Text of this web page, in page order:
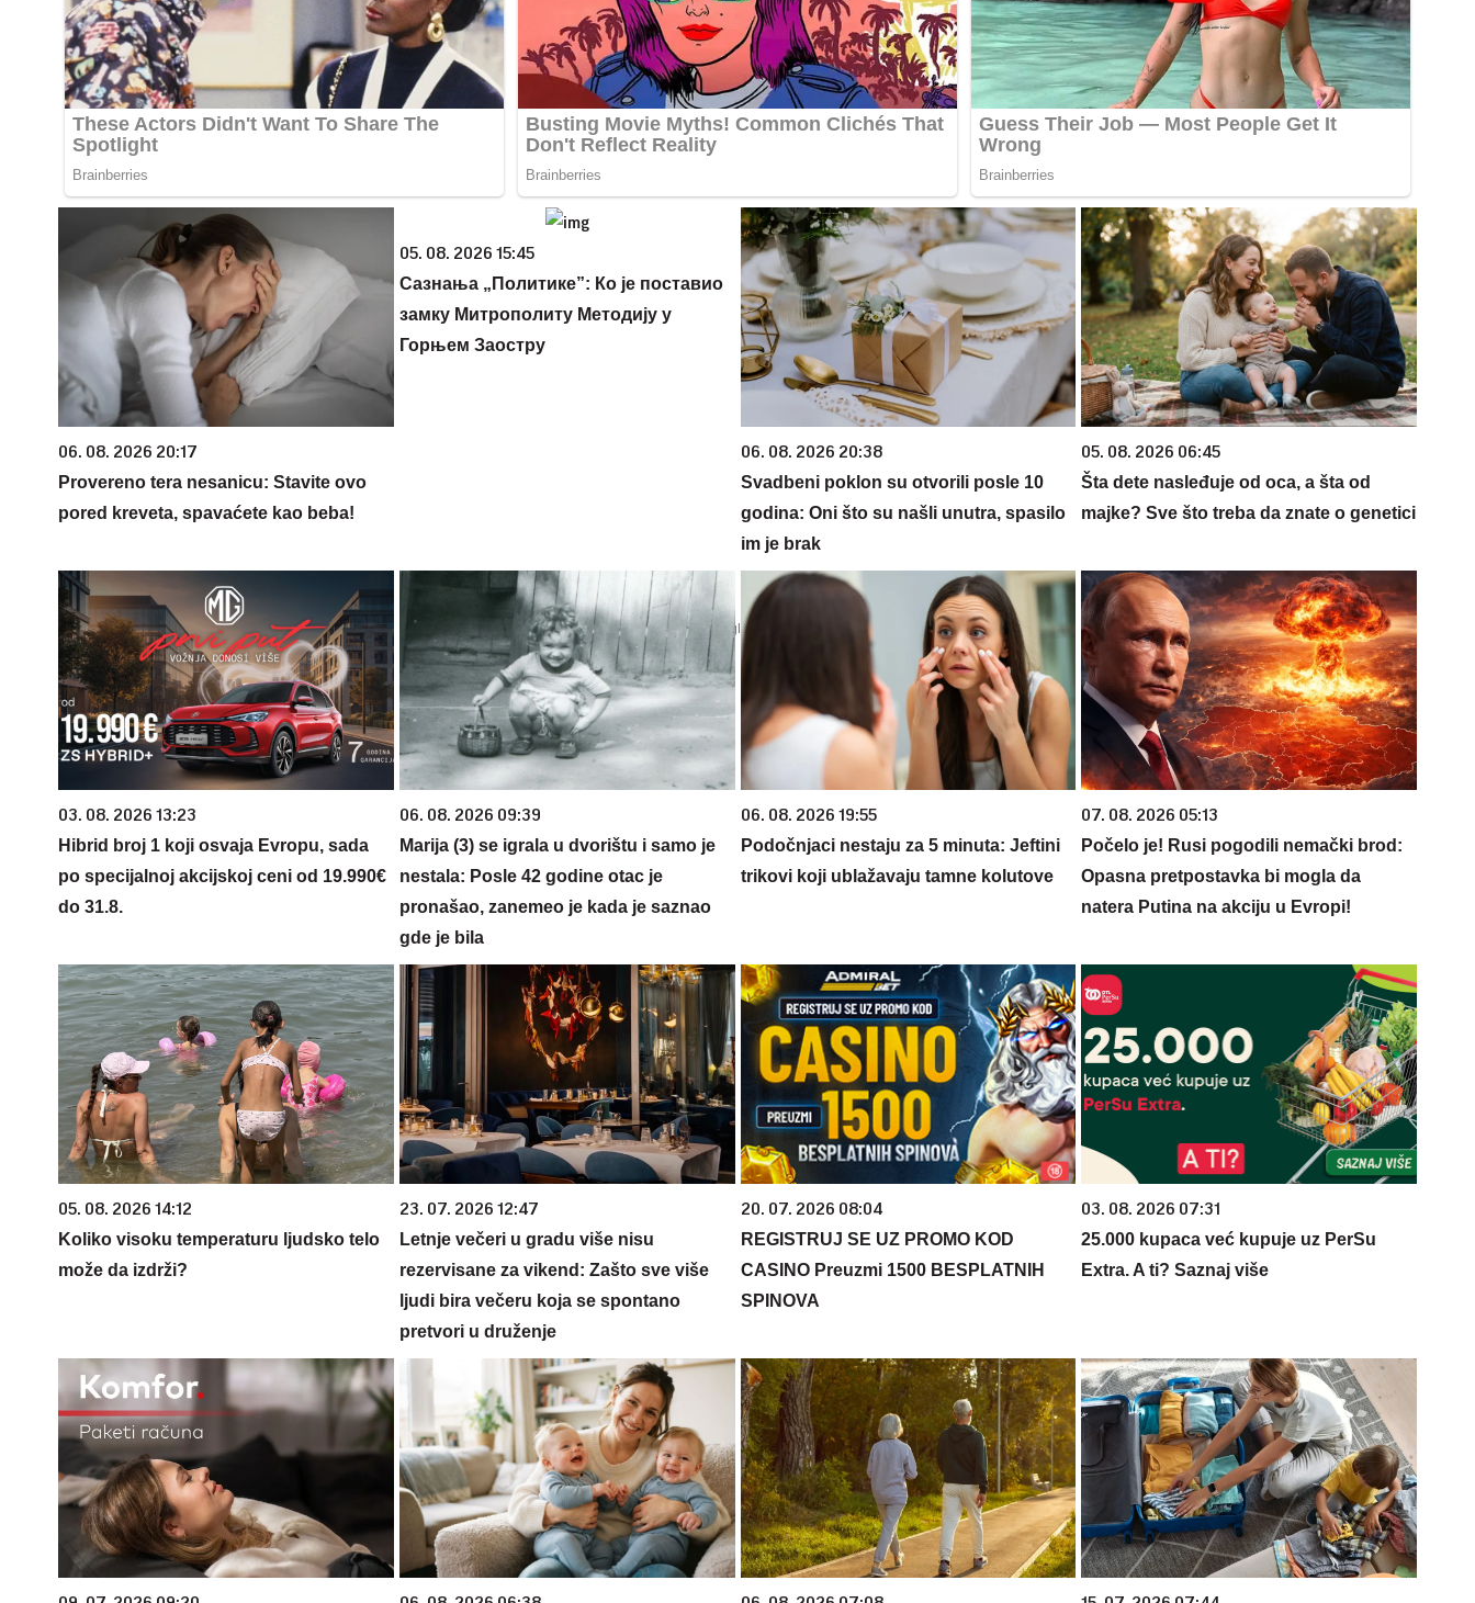
06. 08. 2026 20:17
Provereno tera nesanicu: Stavite ovo
pored kreveta, spavaćete kao beba!
05. 08. 2026 15:45
Сазнања „Политике”: Ко је поставио
замку Митрополиту Методију у
Горњем Заостру
06. 08. 2026 20:38
Svadbeni poklon su otvorili posle 10
godina: Oni što su našli unutra, spasilo
im je brak
05. 08. 2026 06:45
Šta dete nasleđuje od oca, a šta od
majke? Sve što treba da znate o genetici
03. 08. 2026 13:23
Hibrid broj 1 koji osvaja Evropu, sada
po specijalnoj akcijskoj ceni od 19.990€
do 31.8.
06. 08. 2026 09:39
Marija (3) se igrala u dvorištu i samo je
nestala: Posle 42 godine otac je
pronašao, zanemeo je kada je saznao
gde je bila
06. 08. 2026 19:55
Podočnjaci nestaju za 5 minuta: Jeftini
trikovi koji ublažavaju tamne kolutove
07. 08. 2026 05:13
Počelo je! Rusi pogodili nemački brod:
Opasna pretpostavka bi mogla da
natera Putina na akciju u Evropi!
05. 08. 2026 14:12
Koliko visoku temperaturu ljudsko telo
može da izdrži?
23. 07. 2026 12:47
Letnje večeri u gradu više nisu
rezervisane za vikend: Zašto sve više
ljudi bira večeru koja se spontano
pretvori u druženje
20. 07. 2026 08:04
REGISTRUJ SE UZ PROMO KOD
CASINO Preuzmi 1500 BESPLATNIH
SPINOVA
03. 08. 2026 07:31
25.000 kupaca već kupuje uz PerSu
Extra. A ti? Saznaj više